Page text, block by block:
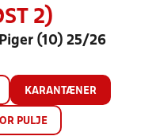
2)
(10) 25/26
KARANTÆNER
PULJE